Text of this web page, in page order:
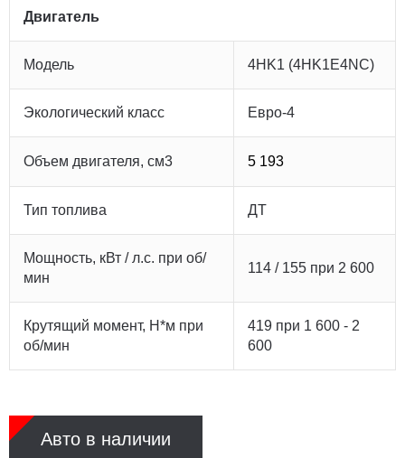
Двигатель
Модель 4HK1 (4HK1E4NC)
Экологический класс Евро-4
Объем двигателя, см3 5 193
Тип топлива ДТ
Мощность, кВт / л.с. при об/
мин
114 / 155 при 2 600
Крутящий момент, Н*м при
об/мин
419 при 1 600 - 2
600
Авто в наличии